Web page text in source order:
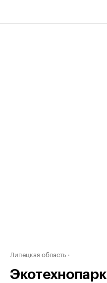
Липецкая область
Экотехнопарк